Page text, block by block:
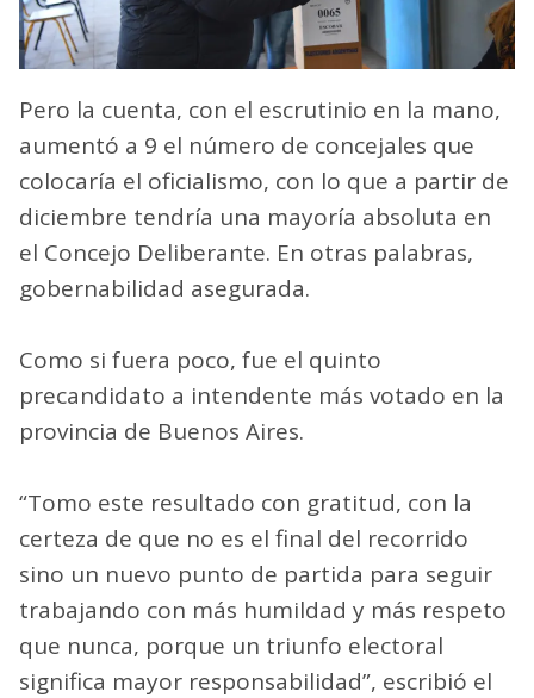
Pero la cuenta, con el escrutinio en la mano,
aumentó a 9 el número de concejales que
colocaría el oficialismo, con lo que a partir de
diciembre tendría una mayoría absoluta en
el Concejo Deliberante. En otras palabras,
gobernabilidad asegurada.
Como si fuera poco, fue el quinto
precandidato a intendente más votado en la
provincia de Buenos Aires.
“Tomo este resultado con gratitud, con la
certeza de que no es el final del recorrido
sino un nuevo punto de partida para seguir
trabajando con más humildad y más respeto
que nunca, porque un triunfo electoral
significa mayor responsabilidad”, escribió el